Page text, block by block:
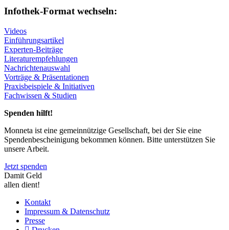
Infothek-Format wechseln:
Videos
Einführungsartikel
Experten-Beiträge
Literaturempfehlungen
Nachrichtenauswahl
Vorträge & Präsentationen
Praxisbeispiele & Initiativen
Fachwissen & Studien
Spenden hilft!
Monneta ist eine gemeinnützige Gesellschaft, bei der Sie eine
Spendenbescheinigung bekommen können. Bitte unterstützen Sie
unsere Arbeit.
Jetzt spenden
Damit Geld
allen dient!
Kontakt
Impressum & Datenschutz
Presse